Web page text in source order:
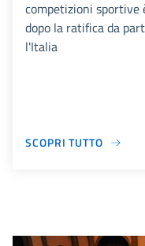
competizioni
dopo la ratifica da
l'Italia
SCOPRI TUTTO